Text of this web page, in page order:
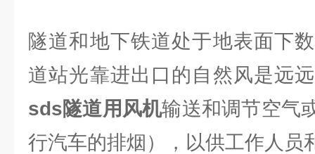
隧道和地下铁道处于地表面下
道站光靠进出口的自然风是远
sds隧道用风机输送和调节空气
行汽车的排烟），以供工作人员